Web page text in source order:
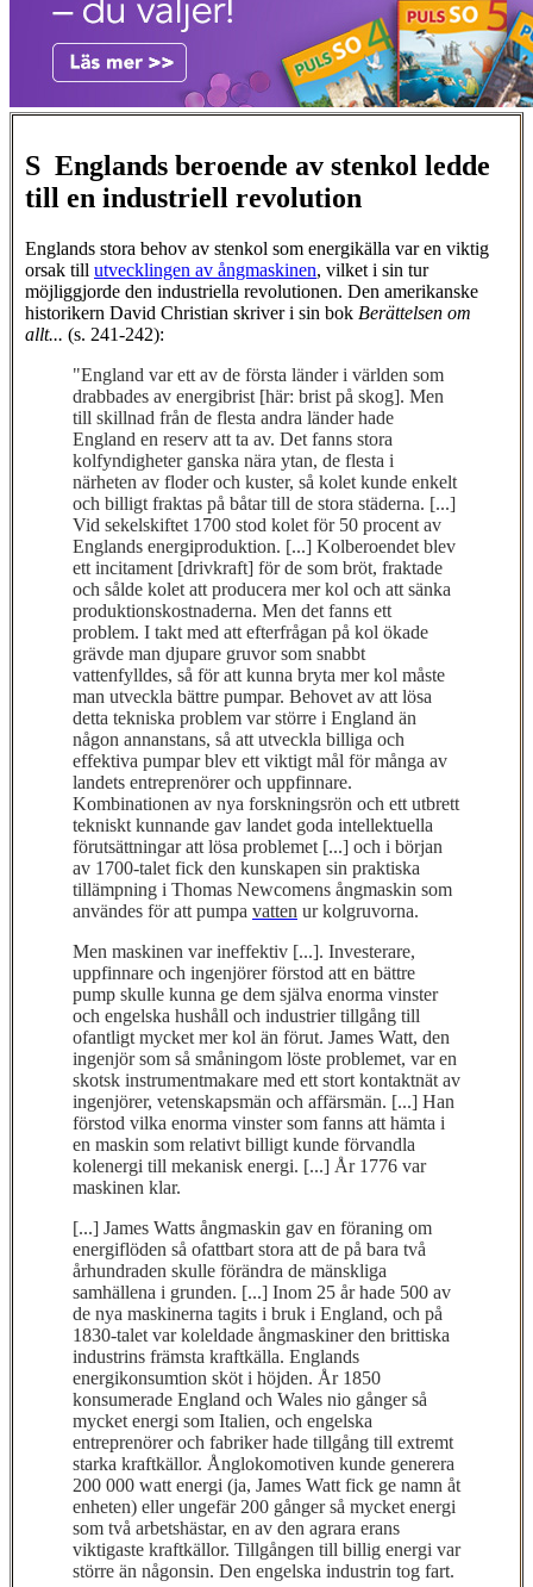
S Englands beroende av stenkol ledde
till en industriell revolution
Englands stora behov av stenkol som energikälla var en viktig
orsak till utvecklingen av ångmaskinen, vilket i sin tur
möjliggjorde den industriella revolutionen. Den amerikanske
historikern David Christian skriver i sin bok Berättelsen om
allt... (s. 241-242):
"England var ett av de första länder i världen som
drabbades av energibrist [här: brist på skog]. Men
till skillnad från de flesta andra länder hade
England en reserv att ta av. Det fanns stora
kolfyndigheter ganska nära ytan, de flesta i
närheten av floder och kuster, så kolet kunde enkelt
och billigt fraktas på båtar till de stora städerna. [...]
Vid sekelskiftet 1700 stod kolet för 50 procent av
Englands energiproduktion. [...] Kolberoendet blev
ett incitament [drivkraft] för de som bröt, fraktade
och sålde kolet att producera mer kol och att sänka
produktionskostnaderna. Men det fanns ett
problem. I takt med att efterfrågan på kol ökade
grävde man djupare gruvor som snabbt
vattenfylldes, så för att kunna bryta mer kol måste
man utveckla bättre pumpar. Behovet av att lösa
detta tekniska problem var större i England än
någon annanstans, så att utveckla billiga och
effektiva pumpar blev ett viktigt mål för många av
landets entreprenörer och uppfinnare.
Kombinationen av nya forskningsrön och ett utbrett
tekniskt kunnande gav landet goda intellektuella
förutsättningar att lösa problemet [...] och i början
av 1700-talet fick den kunskapen sin praktiska
tillämpning i Thomas Newcomens ångmaskin som
användes för att pumpa vatten ur kolgruvorna.
Men maskinen var ineffektiv [...]. Investerare,
uppfinnare och ingenjörer förstod att en bättre
pump skulle kunna ge dem själva enorma vinster
och engelska hushåll och industrier tillgång till
ofantligt mycket mer kol än förut. James Watt, den
ingenjör som så småningom löste problemet, var en
skotsk instrumentmakare med ett stort kontaktnät av
ingenjörer, vetenskapsmän och affärsmän. [...] Han
förstod vilka enorma vinster som fanns att hämta i
en maskin som relativt billigt kunde förvandla
kolenergi till mekanisk energi. [...] År 1776 var
maskinen klar.
[...] James Watts ångmaskin gav en föraning om
energiflöden så ofattbart stora att de på bara två
århundraden skulle förändra de mänskliga
samhällena i grunden. [...] Inom 25 år hade 500 av
de nya maskinerna tagits i bruk i England, och på
1830-talet var koleldade ångmaskiner den brittiska
industrins främsta kraftkälla. Englands
energikonsumtion sköt i höjden. År 1850
konsumerade England och Wales nio gånger så
mycket energi som Italien, och engelska
entreprenörer och fabriker hade tillgång till extremt
starka kraftkällor. Ånglokomotiven kunde generera
200 000 watt energi (ja, James Watt fick ge namn åt
enheten) eller ungefär 200 gånger så mycket energi
som två arbetshästar, en av den agrara erans
viktigaste kraftkällor. Tillgången till billig energi var
större än någonsin. Den engelska industrin tog fart.